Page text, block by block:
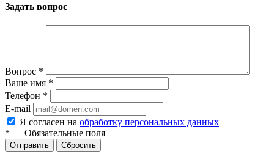
Задать вопрос
Вопрос *
Ваше имя *
Телефон *
E-mail
Я согласен на обработку персональных данных
* — Обязательные поля
Сбросить